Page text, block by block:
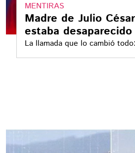
MENTIRAS
Madre de Julio
estaba
La llamada que lo cambió
tirador de Teotihuacán, María